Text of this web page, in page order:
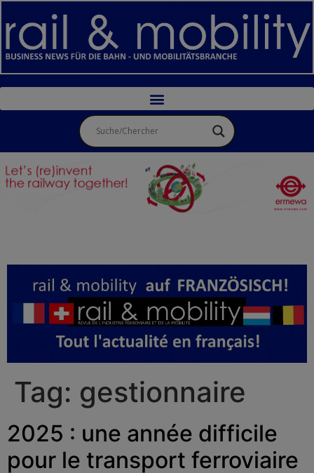
Tag: gestionnaire
2025 : une année difficile
pour le transport ferroviaire